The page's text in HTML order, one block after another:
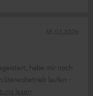
habe mir noch
Stereobetrieb laufen -
lesen
18.03.2026